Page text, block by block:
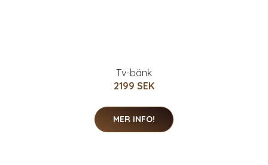
Tv-bänk
2199 SEK
MER INFO!